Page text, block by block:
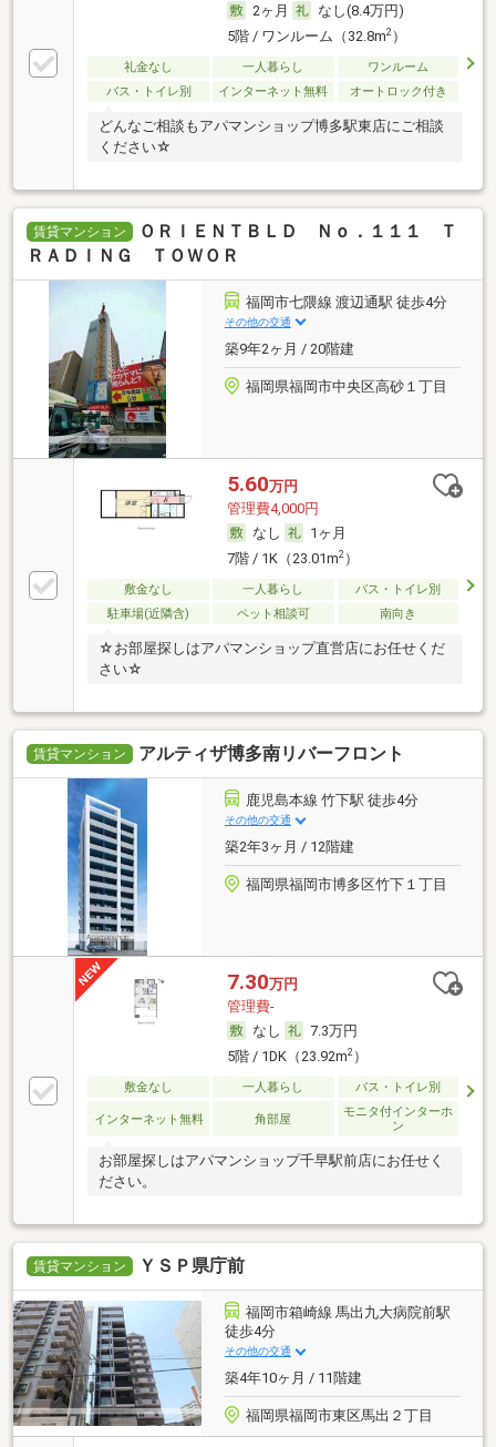
2ヶ月
なし(8.4万円)
5階 / ワンルーム（32.8m2）
礼金なし 一人暮らし
ワンルーム
バス・トイレ別
インターネット無料 オートロック付き
どんなご相談もアパマンショップ博多駅東店にご相談
ください☆
賃貸マンション
ＯＲＩＥＮＴＢＬＤ Ｎｏ．１１１ Ｔ
ＲＡＤＩＮＧ ＴＯＷＯＲ
福岡市七隈線 渡辺通駅 徒歩4分
その他の交通
築9年2ヶ月 / 20階建
福岡県福岡市中央区高砂１丁目
5.60万円
管理費4,000円
なし
1ヶ月
7階 / 1K（23.01m2）
敷金なし 一人暮らし
バス・トイレ別
駐車場(近隣含)
ペット相談可 南向き
☆お部屋探しはアパマンショップ直営店にお任せくだ
さい☆
賃貸マンション アルティザ博多南リバーフロント
鹿児島本線 竹下駅 徒歩4分
その他の交通
築2年3ヶ月 / 12階建
福岡県福岡市博多区竹下１丁目
7.30万円
管理費-
なし
7.3万円
5階 / 1DK（23.92m2）
敷金なし 一人暮らし バス・トイレ別
インターネット無料 角部屋
モニタ付インターホ
ン
お部屋探しはアパマンショップ千早駅前店にお任せく
ださい。
賃貸マンション ＹＳＰ県庁前
福岡市箱崎線 馬出九大病院前駅
徒歩4分
その他の交通
築4年10ヶ月 / 11階建
福岡県福岡市東区馬出２丁目